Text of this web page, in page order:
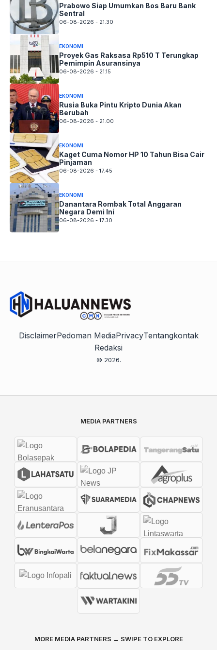
Prabowo Siap Umumkan Bos Baru Bank
Sentral
06-08-2026 - 21.30
EKONOMI
Proyek Gas Raksasa Rp510 T Terungkap
Pemimpin Asuransinya
06-08-2026 - 21.15
EKONOMI
Rusia Buka Pintu Kripto Dunia Akan
Berubah
06-08-2026 - 21.00
EKONOMI
Kaget Cuma Nomor HP 10 Tahun Bisa Cair
Pinjaman
06-08-2026 - 17.45
EKONOMI
Danantara Rombak Total Anggaran
Negara Demi Ini
06-08-2026 - 17.30
DisclaimerPedoman MediaPrivacyTentangkontak
Redaksi
© 2026.
MEDIA PARTNERS
MORE MEDIA PARTNERS → SWIPE TO EXPLORE